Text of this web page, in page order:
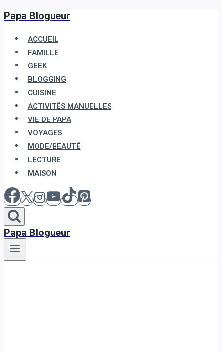
Aller
contenu
Papa Blogueur
ACCUEIL
FAMILLE
GEEK
BLOGGING
CUISINE
ACTIVITÉS MANUELLES
VIE DE PAPA
VOYAGES
MODE/BEAUTÉ
LECTURE
MAISON
Papa Blogueur